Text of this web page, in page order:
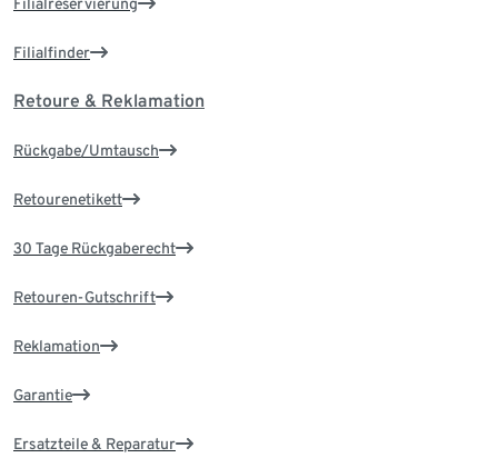
Filialfinder
Retoure & Reklamation
Rückgabe/Umtausch
Retourenetikett
30 Tage Rückgaberecht
Retouren-Gutschrift
Reklamation
Garantie
Ersatzteile & Reparatur